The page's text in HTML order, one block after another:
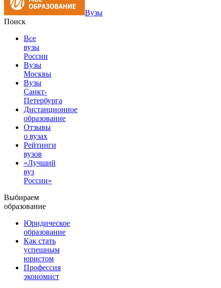
Вузы
Поиск
Все
вузы
России
Вузы
Москвы
Вузы
Санкт-
Петербурга
Дистанционное
образование
Отзывы
о вузах
Рейтинги
вузов
«Лучший
вуз
России»
Выбираем
образование
Юридическое
образование
Как стать
успешным
юристом
Профессия
экономист